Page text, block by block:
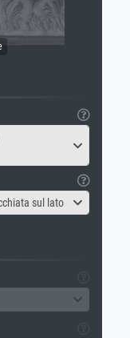
sul lato